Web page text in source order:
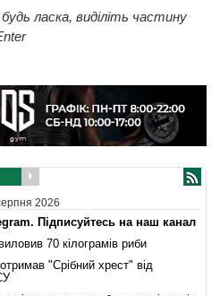
ласка, виділіть частину
2026
Підписуйтесь на наш канал
70 кілограмів риби
"Срібний хрест" від